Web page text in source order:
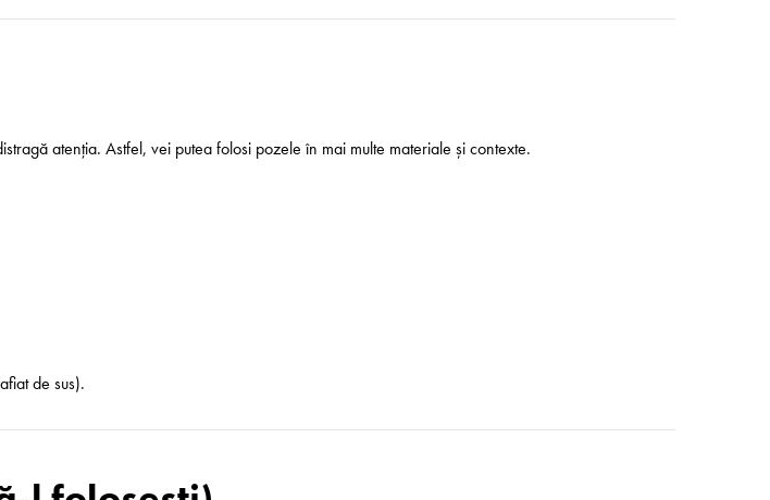
atenția. Astfel, vei putea folosi pozele în mai multe materiale și contexte.
de sus).